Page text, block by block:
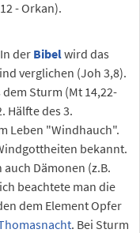
12 - Orkan).
In der Bibelwird das
verglichen (Joh 3,8).
Sturm (Mt 14,22-
Hälfte des 3.
Leben "Windhauch".
bekannt.
Dämonen (z.B.
beachtete man die
dem Element Opfer
. Bei Sturm